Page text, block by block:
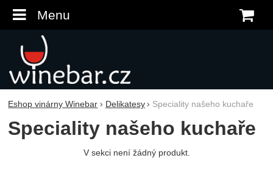
Menu
Eshop vinárny Winebar Delikatesy Speciality našeho kuchaře
Speciality našeho kuchaře
V sekci není žádný produkt.